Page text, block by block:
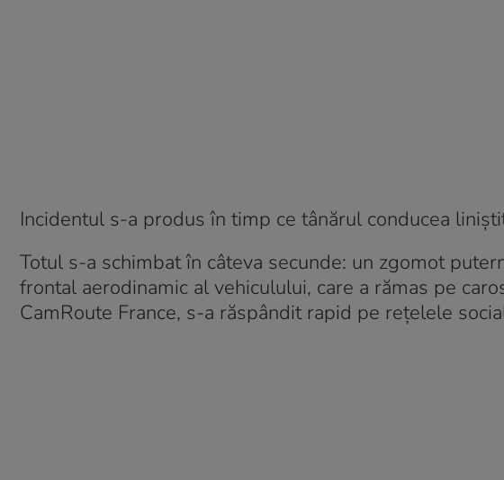
Incidentul s-a produs în timp ce tânărul conducea
Totul s-a schimbat în câteva secunde: un zgomot
frontal aerodinamic al vehiculului, care a rămas pe
CamRoute France, s-a răspândit rapid pe rețelele